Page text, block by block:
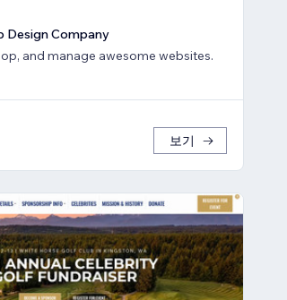
Design Company
and manage awesome websites.
보기